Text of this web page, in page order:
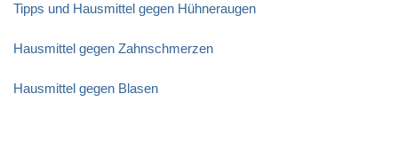
Tipps und Hausmittel gegen Hühneraugen
Hausmittel gegen Zahnschmerzen
Hausmittel gegen Blasen